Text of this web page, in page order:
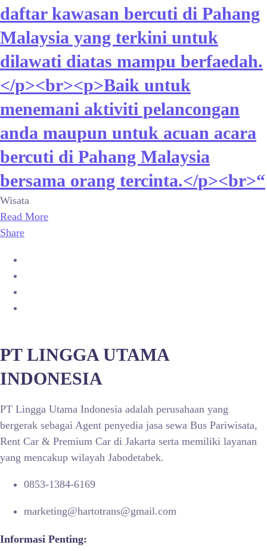
daftar kawasan bercuti di Pahang
Malaysia yang terkini untuk
dilawati diatas mampu berfaedah.
</p><br><p>Baik untuk
menemani aktiviti pelancongan
anda maupun untuk acuan acara
bercuti di Pahang Malaysia
bersama orang tercinta.</p><br>“
Wisata
Read More
Share
PT LINGGA UTAMA
INDONESIA
PT Lingga Utama Indonesia adalah perusahaan yang
bergerak sebagai Agent penyedia jasa sewa Bus Pariwisata,
Rent Car & Premium Car di Jakarta serta memiliki layanan
yang mencakup wilayah Jabodetabek.
0853-1384-6169
marketing@hartotrans@gmail.com
Informasi Penting: